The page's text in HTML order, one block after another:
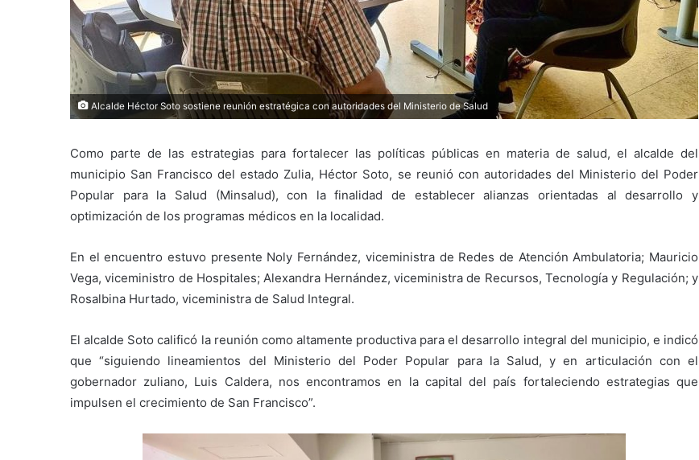
Alcalde Héctor Soto sostiene reunión estratégica con autoridades del Ministerio de Salud
Como parte de las estrategias para fortalecer las políticas públicas en materia de salud, el alcalde del
municipio San Francisco del estado Zulia, Héctor Soto, se reunió con autoridades del Ministerio del Poder
Popular para la Salud (Minsalud), con la finalidad de establecer alianzas orientadas al desarrollo y
optimización de los programas médicos en la localidad.
En el encuentro estuvo presente Noly Fernández, viceministra de Redes de Atención Ambulatoria; Mauricio
Vega, viceministro de Hospitales; Alexandra Hernández, viceministra de Recursos, Tecnología y Regulación; y
Rosalbina Hurtado, viceministra de Salud Integral.
El alcalde Soto calificó la reunión como altamente productiva para el desarrollo integral del municipio, e indicó
que “siguiendo lineamientos del Ministerio del Poder Popular para la Salud, y en articulación con el
gobernador zuliano, Luis Caldera, nos encontramos en la capital del país fortaleciendo estrategias que
impulsen el crecimiento de San Francisco”.